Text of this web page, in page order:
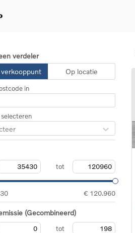
verdeler
verkooppunt
Op locatie
in
selecteren
tot
€ 120.960
(Gecombineerd)
tot